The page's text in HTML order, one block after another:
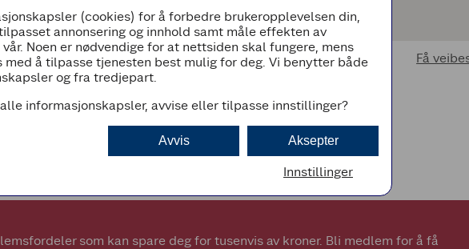
07:00 - 23:00
Få
som kan spare deg for tusenvis av kroner. Bli medlem for å få
(cookies) for å forbedre brukeropplevelsen din,
annonsering og innhold samt måle effekten av
Noen er nødvendige for at nettsiden skal fungere, mens
med å tilpasse tjenesten best mulig for deg. Vi benytter både
og fra tredjepart.
informasjonskapsler, avvise eller tilpasse innstillinger?
Aksepter
Avvis
Innstillinger